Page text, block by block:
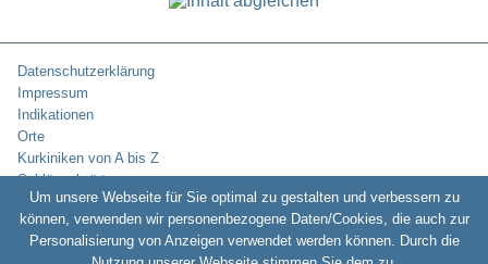
Datenschutzerklärung
Impressum
Indikationen
Orte
Kurkiniken von A bis Z
Schlüsselwörter
Copyright © 2010-2026: Kurklinikverzeichnis.de -
Um unsere Webseite für Sie optimal zu gestalten und verbessern zu
können, verwenden wir personenbezogene Daten/Cookies, die auch zur
Personalisierung von Anzeigen verwendet werden können. Durch die